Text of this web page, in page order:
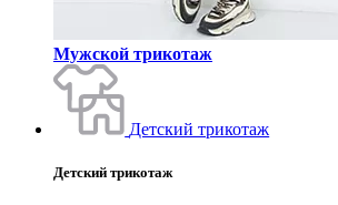
Мужской трикотаж
Детский трикотаж
Детский трикотаж